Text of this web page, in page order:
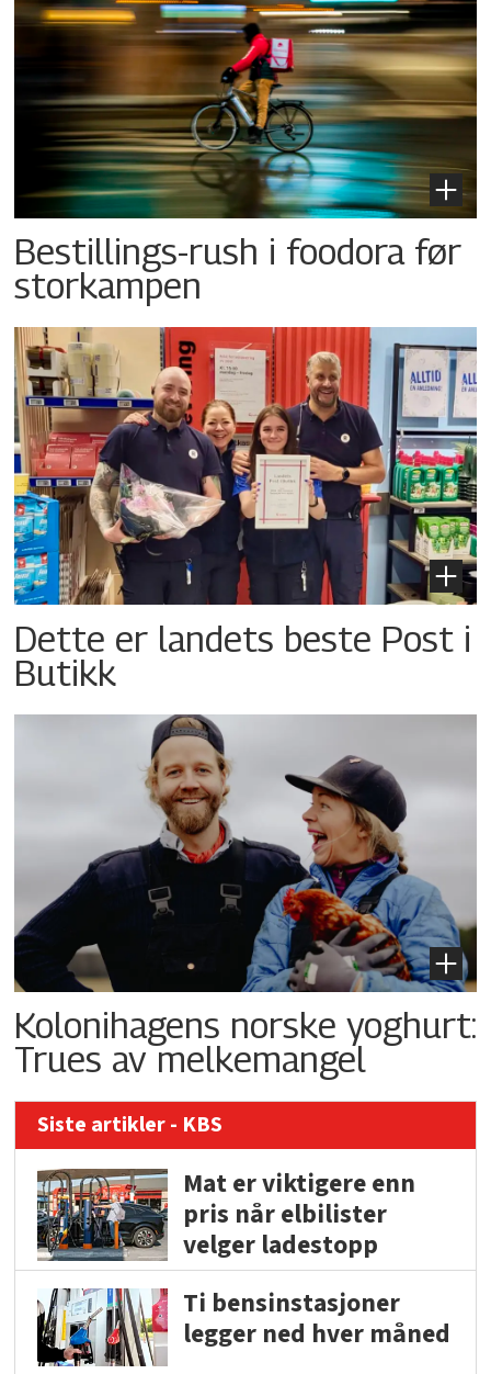
Bestillings-rush i foodora før
storkampen
Dette er landets beste Post i
Butikk
Kolonihagens norske yoghurt:
Trues av melkemangel
Siste artikler - KBS
Mat er viktigere enn
pris når elbilister
velger ladestopp
Ti bensinstasjoner
legger ned hver måned